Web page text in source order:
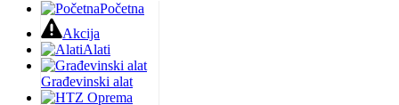
Početna
Akcija
Alati
Građevinski alat